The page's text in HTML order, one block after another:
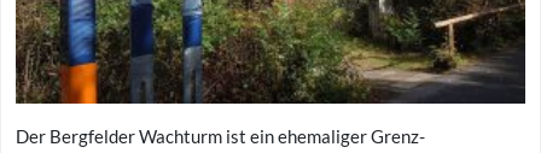
Der Bergfelder Wachturm ist ein ehemaliger Grenz-